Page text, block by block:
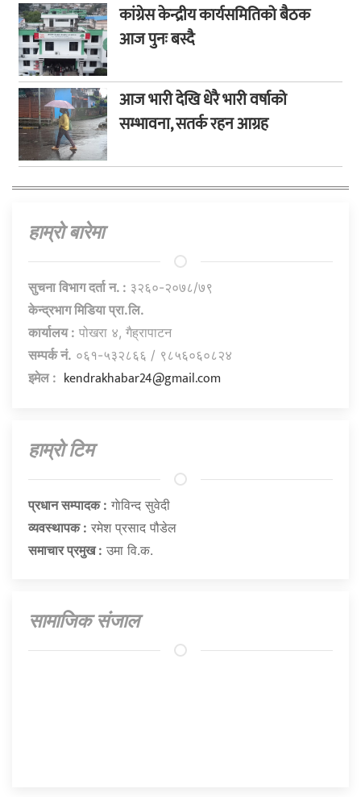
कांग्रेस केन्द्रीय कार्यसमितिको बैठक
आज पुनः बस्दै
आज भारी देखि धेरै भारी वर्षाको
सम्भावना, सतर्क रहन आग्रह
हाम्राे बारेमा
सुचना विभाग दर्ता न. : ३२६०-२०७८/७९
केन्द्रभाग मिडिया प्रा.लि.
कार्यालय : पोखरा ४, गैह्रापाटन
सम्पर्क नं. ०६१-५३२८६६ / ९८५६०६०८२४
इमेल : kendrakhabar24@gmail.com
हाम्राे टिम
प्रधान सम्पादक : गाेविन्द सुवेदी
व्यवस्थापक : रमेश प्रसाद पौडेल
समाचार प्रमुख : उमा वि.क.
सामाजिक संजाल